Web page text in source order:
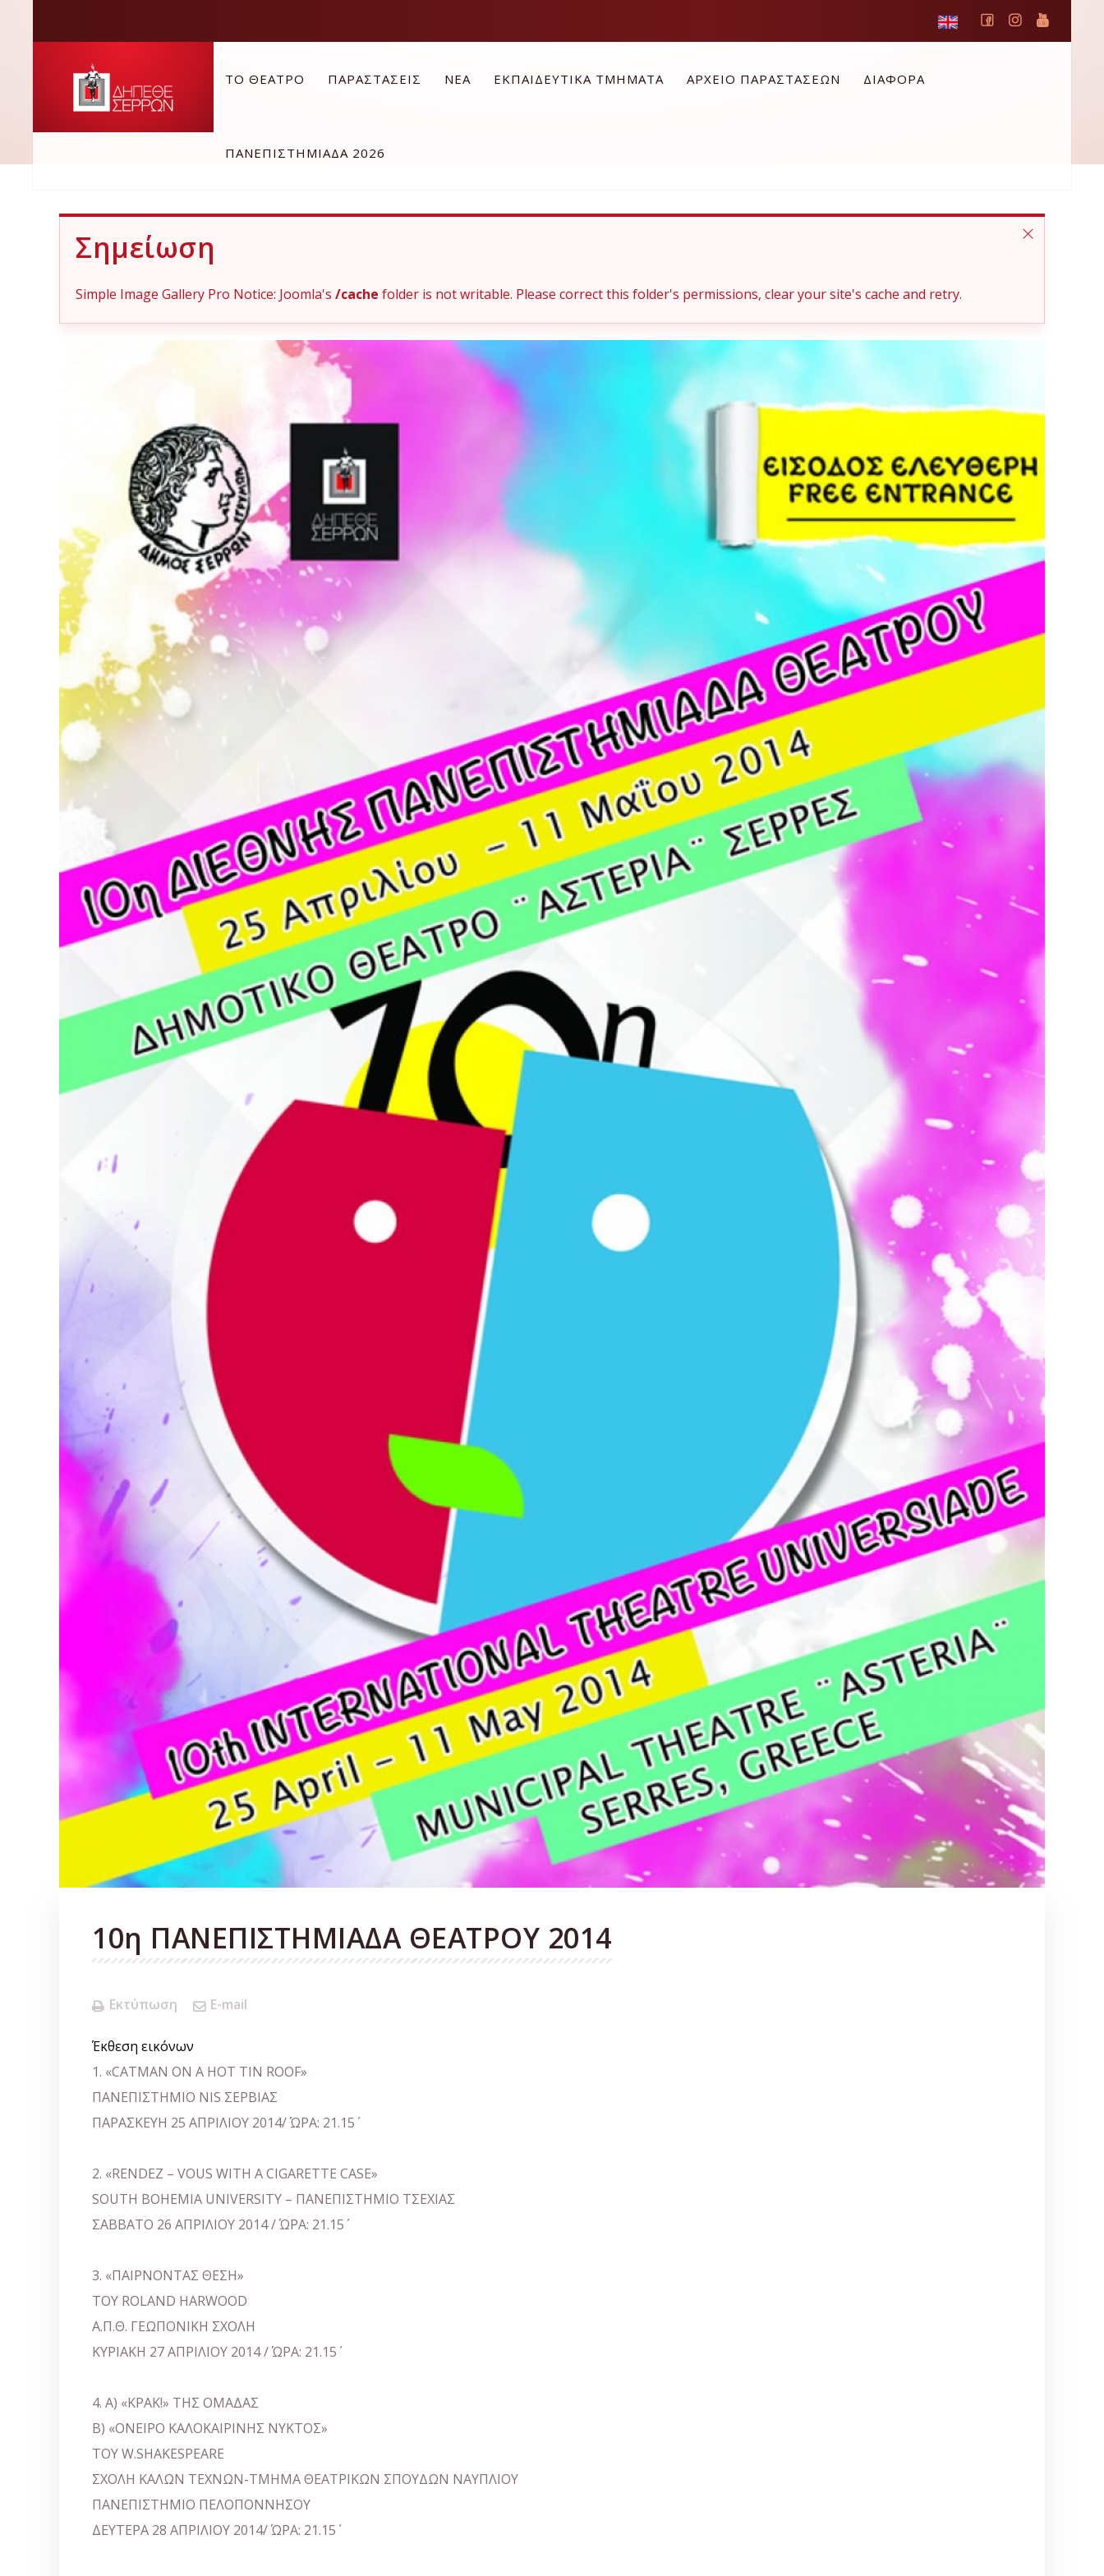
ΤΟ ΘΕΑΤΡΟ ΠΑΡΑΣΤΑΣΕΙΣ ΝΕΑ ΕΚΠΑΙΔΕΥΤΙΚΑ ΤΜΗΜΑΤΑ ΑΡΧΕΙΟ ΠΑΡΑΣΤΑΣΕΩΝ ΔΙΑΦΟΡΑ
ΠΑΝΕΠΙΣΤΗΜΙΑΔΑ 2026
Σημείωση
Simple Image Gallery Pro Notice: Joomla's /cache folder is not writable. Please correct this folder's permissions, clear your site's cache and retry.
10η ΠΑΝΕΠΙΣΤΗΜΙΑΔΑ ΘΕΑΤΡΟΥ 2014
Εκτύπωση E-mail
Έκθεση εικόνων
1. «CATMAN ON A HOT TIN ROOF»
ΠΑΝΕΠΙΣΤΗΜΙΟ NIS ΣΕΡΒΙΑΣ
ΠΑΡΑΣΚΕΥΗ 25 ΑΠΡΙΛΙΟΥ 2014/ ΏΡΑ: 21.15΄
2. «RENDEZ – VOUS WITH A CIGARETTE CASE»
SOUTH BOHEMIA UNIVERSITY – ΠΑΝΕΠΙΣΤΗΜΙΟ ΤΣΕΧΙΑΣ
ΣΑΒΒΑΤΟ 26 ΑΠΡΙΛΙΟΥ 2014 / ΏΡΑ: 21.15΄
3. «ΠΑΙΡΝΟΝΤΑΣ ΘΕΣΗ»
ΤΟΥ ROLAND HARWOOD
Α.Π.Θ. ΓΕΩΠΟΝΙΚΗ ΣΧΟΛΗ
ΚΥΡΙΑΚΗ 27 ΑΠΡΙΛΙΟΥ 2014 / ΏΡΑ: 21.15΄
4. A) «ΚΡΑΚ!» ΤΗΣ ΟΜΑΔΑΣ
B) «ΟΝΕΙΡΟ ΚΑΛΟΚΑΙΡΙΝΗΣ ΝΥΚΤΟΣ»
ΤΟΥ W.SHAKESPEARE
ΣΧΟΛΗ ΚΑΛΩΝ ΤΕΧΝΩΝ-ΤΜΗΜΑ ΘΕΑΤΡΙΚΩΝ ΣΠΟΥΔΩΝ ΝΑΥΠΛΙΟΥ
ΠΑΝΕΠΙΣΤΗΜΙΟ ΠΕΛΟΠΟΝΝΗΣΟΥ
ΔΕΥΤΕΡΑ 28 ΑΠΡΙΛΙΟΥ 2014/ ΏΡΑ: 21.15΄